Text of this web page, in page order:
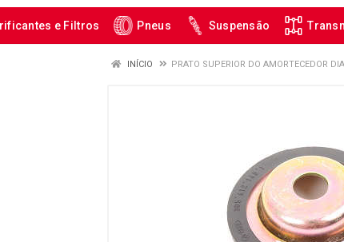
e Filtros Pneus Suspensão
INÍCIO PRATO SUPERIOR DO AMORTECEDOR